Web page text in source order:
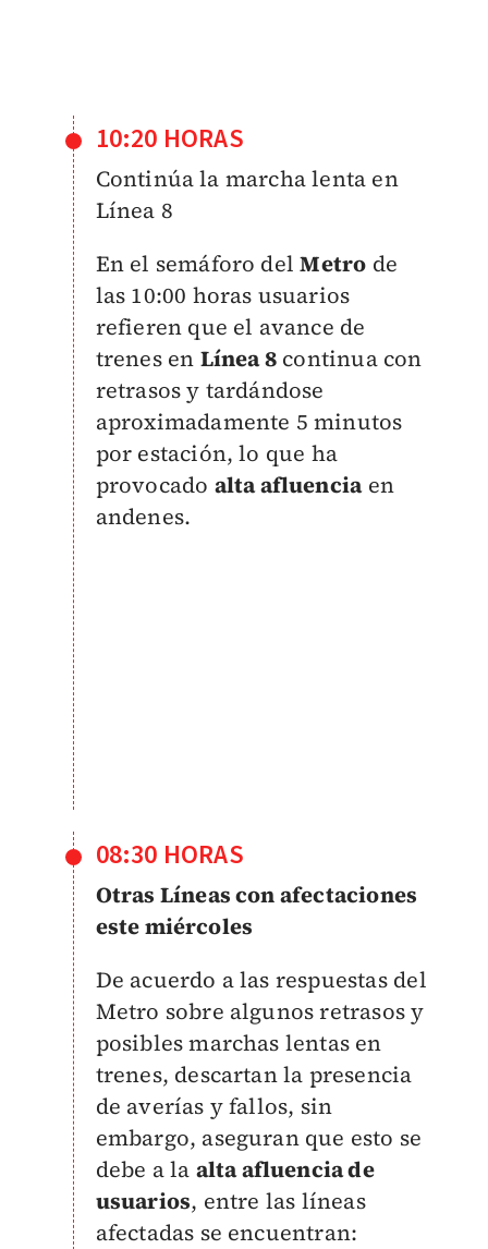
10:20 HORAS
Continúa la marcha lenta en
Línea 8
En el semáforo delMetro de
las 10:00 horas usuarios
refieren que el avance de
trenes en Línea 8continua con
retrasos y tardándose
aproximadamente 5 minutos
por estación, lo que ha
provocado alta afluenciaen
andenes.
08:30 HORAS
Otras ​Líneas con afectaciones
este miércoles
De acuerdo a las respuestas del
Metro sobre algunos retrasos y
posibles marchas lentas en
trenes, descartan la presencia
de averías y fallos, sin
embargo, aseguran que esto se
debe a la alta afluencia de
usuarios, entre las líneas
afectadas se encuentran: